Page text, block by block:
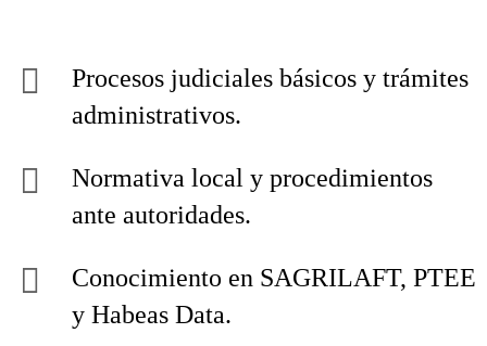
Procesos judiciales básicos y trámites
administrativos.
Normativa local y procedimientos
ante autoridades.
Conocimiento en SAGRILAFT, PTEE
y Habeas Data.